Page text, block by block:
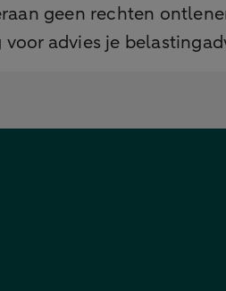
geen rechten
advies je